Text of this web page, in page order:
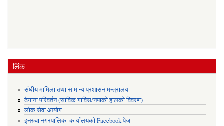
लिंक
संघीय मामिला तथा सामान्य प्रशासन मन्त्रालय
ठेगाना परिवर्तन (साविक गाविस/नपाको हालको विवरण)
लोक सेवा आयोग
इनरुवा नगरपालिका कार्यालयको Facebook पेज